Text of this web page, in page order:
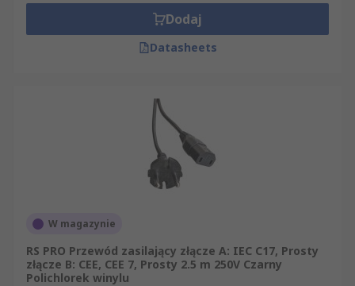
Dodaj
Datasheets
W magazynie
RS PRO Przewód zasilający złącze A: IEC C17, Prosty
złącze B: CEE, CEE 7, Prosty 2.5 m 250V Czarny
Polichlorek winylu